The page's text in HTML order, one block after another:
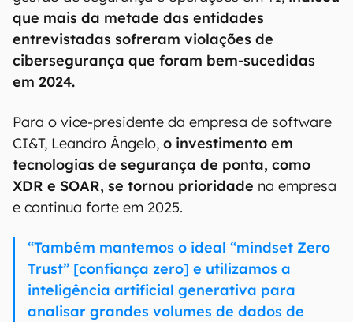
que mais da metade das entidades
entrevistadas sofreram violações de
cibersegurança que foram bem-sucedidas
em 2024.
Para o vice-presidente da empresa de software
CI&T, Leandro Ângelo, o investimento em
tecnologias de segurança de ponta, como
XDR e SOAR, se tornou prioridade na empresa
e continua forte em 2025.
“Também mantemos o ideal “mindset Zero
Trust” [confiança zero] e utilizamos a
inteligência artificial generativa para
analisar grandes volumes de dados de